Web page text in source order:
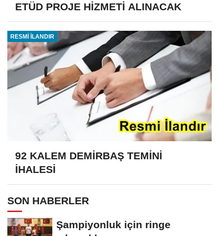
ETÜD PROJE HİZMETİ ALINACAK
RESMİ İLANDIR
92 KALEM DEMİRBAŞ TEMİNİ
İHALESİ
SON HABERLER
Şampiyonluk için ringe